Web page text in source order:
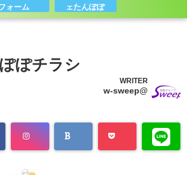
ォーム
ェたんぽぽ
ぽチラシ
WRITER
w-sweep@